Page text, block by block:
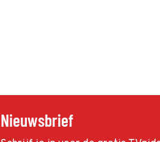
Nieuwsbrief